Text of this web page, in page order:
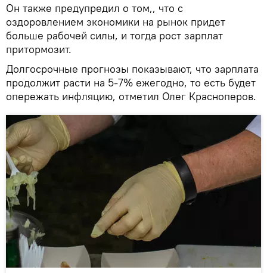
Он также предупредил о том,, что с
оздоровлением экономики на рынок придет
больше рабочей силы, и тогда рост зарплат
притормозит.
Долгосрочные прогнозы показывают, что зарплата
продолжит расти на 5-7% ежегодно, то есть будет
опережать инфляцию, отметил Олег Красноперов.